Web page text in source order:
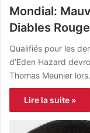
Mondial:
Diables
Qualifiés pour les
d’Eden Hazard
Thomas Meunier
Lire la suite »